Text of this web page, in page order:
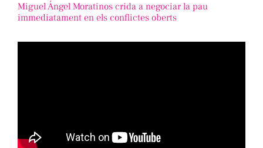
Miguel Ángel Moratinos crida a negociar la pau
immediatament en els conflictes oberts